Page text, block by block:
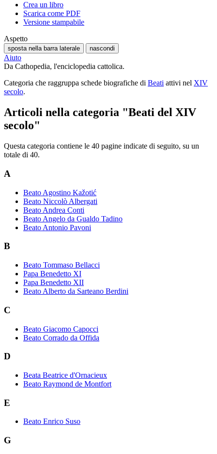
Crea un libro
Scarica come PDF
Versione stampabile
Aspetto
sposta nella barra laterale nascondi
Aiuto
Da Cathopedia, l'enciclopedia cattolica.
Categoria che raggruppa schede biografiche di Beati attivi nel XIV
secolo.
Articoli nella categoria "Beati del XIV
secolo"
Questa categoria contiene le 40 pagine indicate di seguito, su un
totale di 40.
A
Beato Agostino Kažotić
Beato Niccolò Albergati
Beato Andrea Conti
Beato Angelo da Gualdo Tadino
Beato Antonio Pavoni
B
Beato Tommaso Bellacci
Papa Benedetto XI
Papa Benedetto XII
Beato Alberto da Sarteano Berdini
C
Beato Giacomo Capocci
Beato Corrado da Offida
D
Beata Beatrice d'Ornacieux
Beato Raymond de Montfort
E
Beato Enrico Suso
G